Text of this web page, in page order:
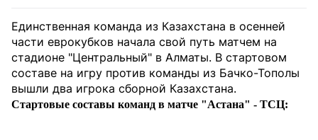
Единственная команда из Казахстана в осенней
части еврокубков начала свой путь матчем на
стадионе "Центральный" в Алматы. В стартовом
составе на игру против команды из Бачко-Тополы
вышли два игрока сборной Казахстана.
Стартовые составы команд в матче "Астана" - ТСЦ: